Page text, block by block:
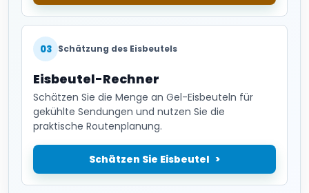
03 Schätzung des Eisbeutels
Eisbeutel-Rechner
Schätzen Sie die Menge an Gel-Eisbeuteln für
gekühlte Sendungen und nutzen Sie die
praktische Routenplanung.
Schätzen Sie Eisbeutel